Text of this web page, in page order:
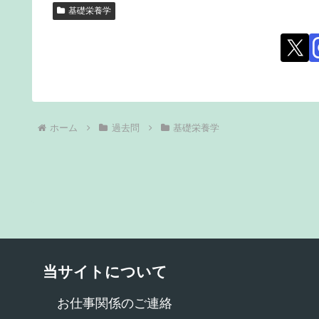
基礎栄養学
ホーム 過去問 基礎栄養学
当サイトについて
お仕事関係のご連絡